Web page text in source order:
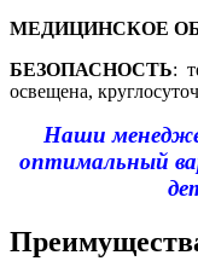
МЕДИЦИНСКОЕ
БЕЗОПАСНОСТЬ:
освещена,
Наши
оптимальный